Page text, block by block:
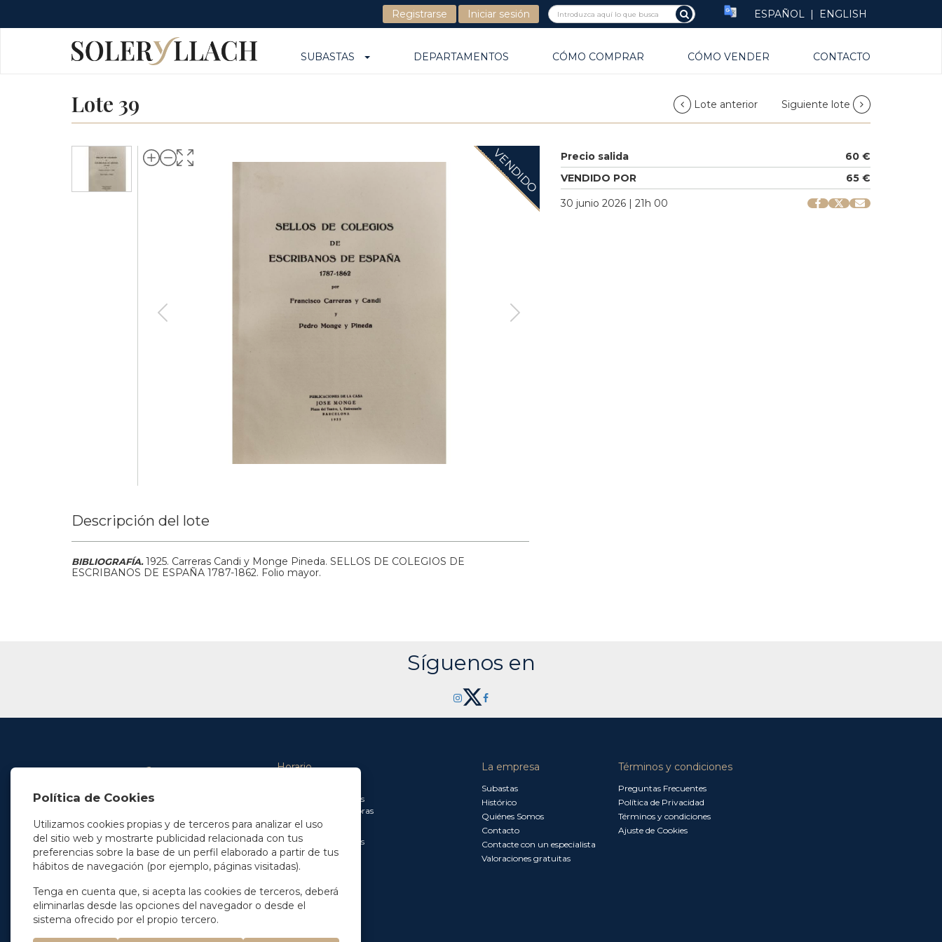
Registrarse Iniciar sesión ESPAÑOL | ENGLISH
SUBASTAS DEPARTAMENTOS CÓMO COMPRAR CÓMO VENDER CONTACTO
Lote 39 Lote anterior Siguiente lote
VENDIDO Precio salida
60 €
VENDIDO POR
65 €
30 junio 2026 | 21h 00
Descripción del lote
BIBLIOGRAFÍA.1925. Carreras Candi y Monge Pineda. SELLOS DE COLEGIOS DE
ESCRIBANOS DE ESPAÑA 1787-1862. Folio mayor.
Síguenos en
En Madrid
info@soleryllach.com
En Barcelona
Beethoven 13
+34 93 201 87 33
info@soleryllach.com
Horario
De 9.00 a 13.30 horas
y de 14.30 a 18.00 horas
Viernes:
De 8.30 a 15.00 horas
La empresa
Subastas
Histórico
Quiénes Somos
Contacto
Contacte con un especialista
Valoraciones gratuitas
Términos y condiciones
Preguntas Frecuentes
Política de Privacidad
Términos y condiciones
Ajuste de Cookies
Política de Cookies
Utilizamos cookies propias y de terceros para analizar el uso
del sitio web y mostrarte publicidad relacionada con tus
preferencias sobre la base de un perfil elaborado a partir de tus
hábitos de navegación (por ejemplo, páginas visitadas).
Tenga en cuenta que, si acepta las cookies de terceros, deberá
eliminarlas desde las opciones del navegador o desde el
sistema ofrecido por el propio tercero.